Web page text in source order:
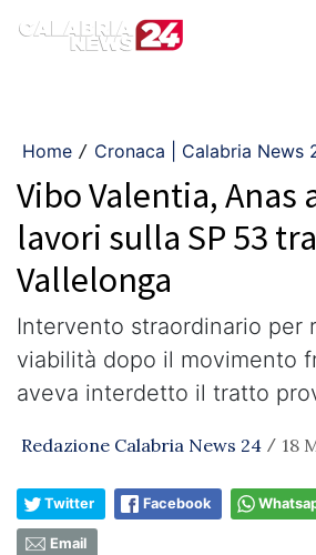
Home / Cronaca | Calabria News
Vibo Valentia, Anas
lavori sulla SP 53
Vallelonga
Intervento straordinario per
viabilità dopo il movimento
aveva interdetto il tratto
Redazione Calabria News 24 / 18
Twitter Facebook
Email